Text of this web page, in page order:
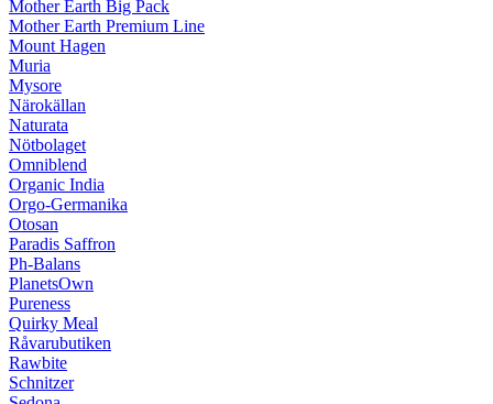
Mother Earth Big Pack
Mother Earth Premium Line
Mount Hagen
Muria
Mysore
Närokällan
Naturata
Nötbolaget
Omniblend
Organic India
Orgo-Germanika
Otosan
Paradis Saffron
Ph-Balans
PlanetsOwn
Pureness
Quirky Meal
Råvarubutiken
Rawbite
Schnitzer